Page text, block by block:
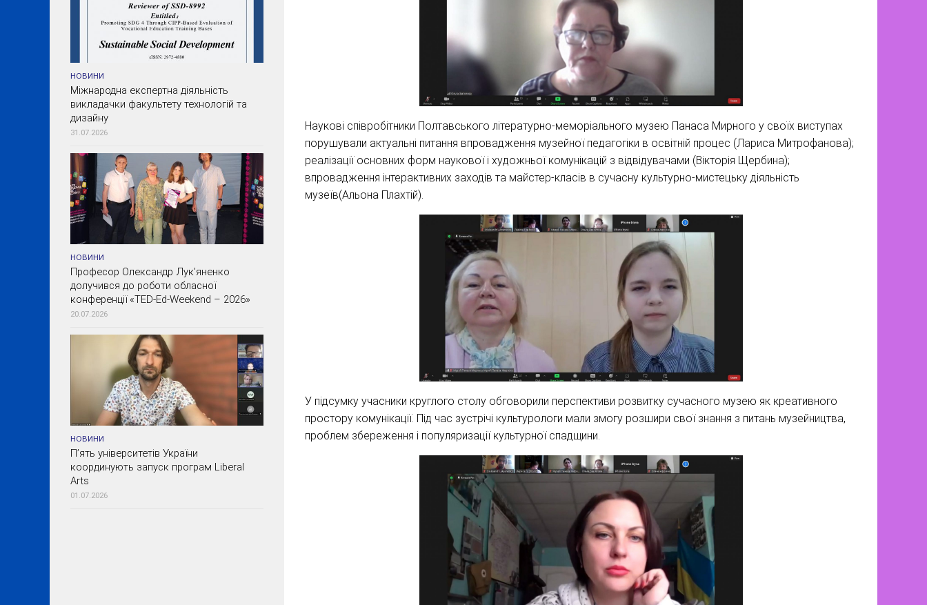
Наукові співробітники Полтавського літературно-меморіального музею Панаса Мирного у своїх виступах
порушували актуальні питання впровадження музейної педагогіки в освітній процес (Лариса Митрофанова);
реалізації основних форм наукової і художньої комунікацій з відвідувачами (Вікторія Щербина);
впровадження інтерактивних заходів та майстер-класів в сучасну культурно-мистецьку діяльність
музеїв(Альона Плахтій).
У підсумку учасники круглого столу обговорили перспективи розвитку сучасного музею як креативного
простору комунікації. Під час зустрічі культурологи мали змогу розшири свої знання з питань музейництва,
проблем збереження і популяризації культурної спадщини.
НОВИНИ
Міжнародна експертна діяльність
викладачки факультету технологій та
дизайну
31.07.2026
НОВИНИ
Професор Олександр Лук’яненко
долучився до роботи обласної
конференції «TED-Ed-Weekend – 2026»
20.07.2026
НОВИНИ
П’ять університетів України
координують запуск програм Liberal
Arts
01.07.2026